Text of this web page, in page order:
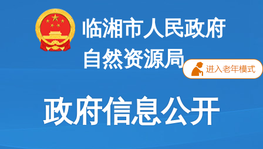
临湘市人民政府
自然资源局
政府信息公开